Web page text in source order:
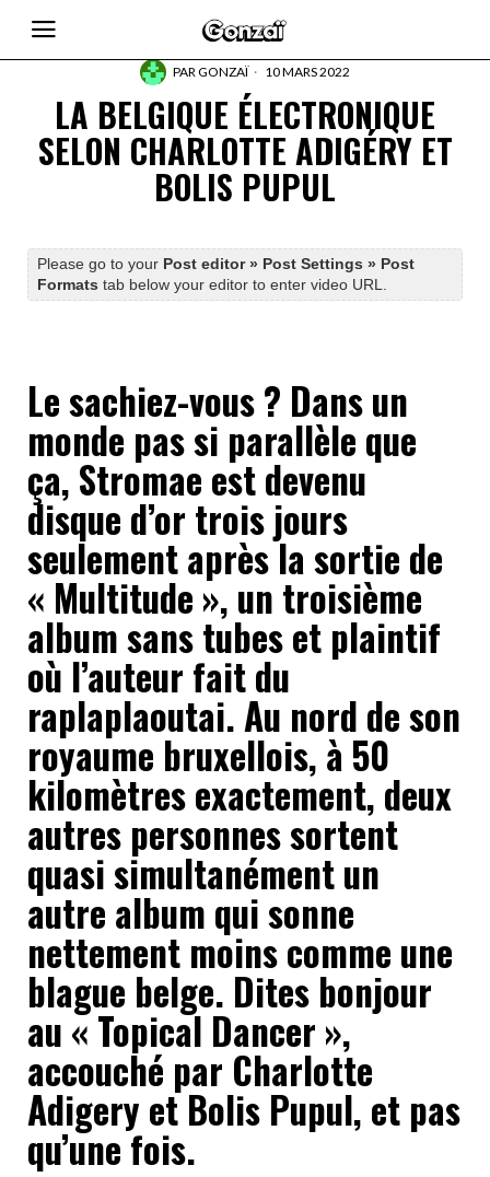
PARGONZAÏ 10 MARS 2022
LA BELGIQUE ÉLECTRONIQUE
SELON CHARLOTTE ADIGÉRY ET
BOLIS PUPUL
Please go to your Post editor » Post Settings » Post
Formats tab below your editor to enter video URL.
Le sachiez-vous ? Dans un
monde pas si parallèle que
ça, Stromae est devenu
disque d’or trois jours
seulement après la sortie de
« Multitude », un troisième
album sans tubes et plaintif
où l’auteur fait du
raplaplaoutai. Au nord de son
royaume bruxellois, à 50
kilomètres exactement, deux
autres personnes sortent
quasi simultanément un
autre album qui sonne
nettement moins comme une
blague belge. Dites bonjour
au « Topical Dancer »,
accouché par Charlotte
Adigery et Bolis Pupul, et pas
qu’une fois.